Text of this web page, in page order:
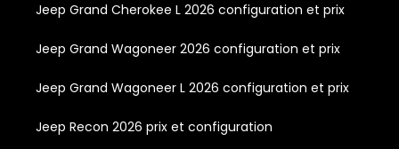
Jeep Grand Cherokee L 2026 configuration et prix
Jeep Grand Wagoneer 2026 configuration et prix
Jeep Grand Wagoneer L 2026 configuration et prix
Jeep Recon 2026 prix et configuration